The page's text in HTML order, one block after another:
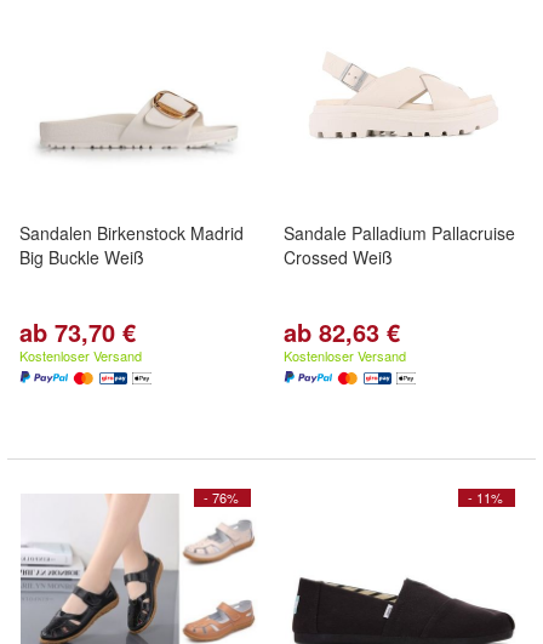
Sandalen Birkenstock Madrid
Big Buckle Weiß
ab 73,70 €
Kostenloser Versand
Sandale Palladium Pallacruise
Crossed Weiß
ab 82,63 €
Kostenloser Versand
- 76% - 11%